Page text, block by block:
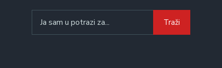
for:
Traži